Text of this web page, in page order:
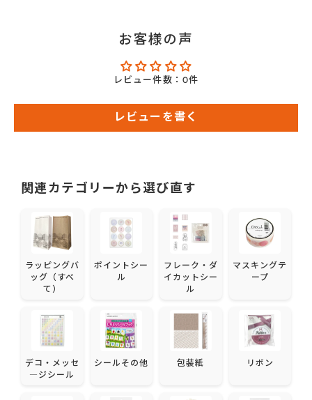
お客様の声
レビュー件数：0件
レビューを書く
関連カテゴリーから選び直す
ラッピングバ
ッグ（すべ
て）
ポイントシー
ル
フレーク・ダ
イカットシー
ル
マスキングテ
ープ
デコ・メッセ
―ジシール
シールその他 包装紙 リボン